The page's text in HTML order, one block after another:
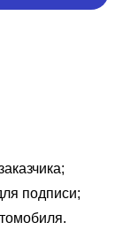
подписи;